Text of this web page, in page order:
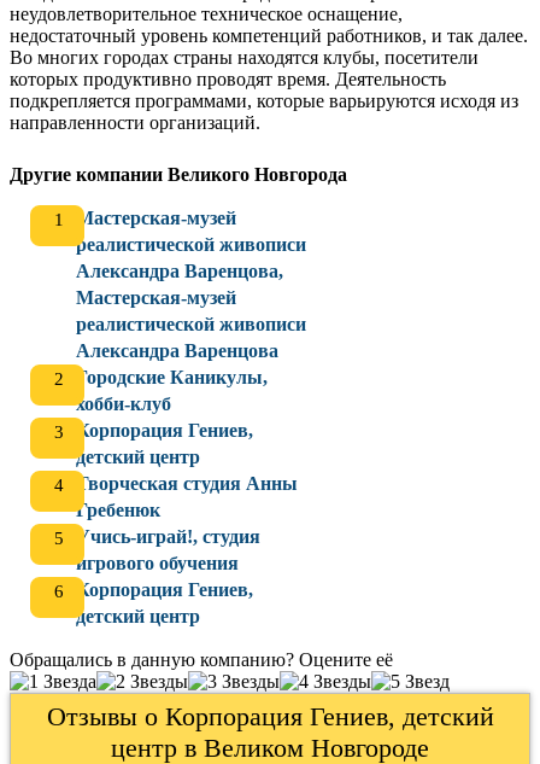
неудовлетворительное техническое оснащение,
недостаточный уровень компетенций работников, и так далее.
Во многих городах страны находятся клубы, посетители
которых продуктивно проводят время. Деятельность
подкрепляется программами, которые варьируются исходя из
направленности организаций.
Другие компании Великого Новгорода
Мастерская-музей
реалистической живописи
Александра Варенцова,
Мастерская-музей
реалистической живописи
Александра Варенцова
Городские Каникулы,
хобби-клуб
Корпорация Гениев,
детский центр
Творческая студия Анны
Гребенюк
Учись-играй!, студия
игрового обучения
Корпорация Гениев,
детский центр
Обращались в данную компанию? Оцените её
Отзывы о Корпорация Гениев, детский
центр в Великом Новгороде